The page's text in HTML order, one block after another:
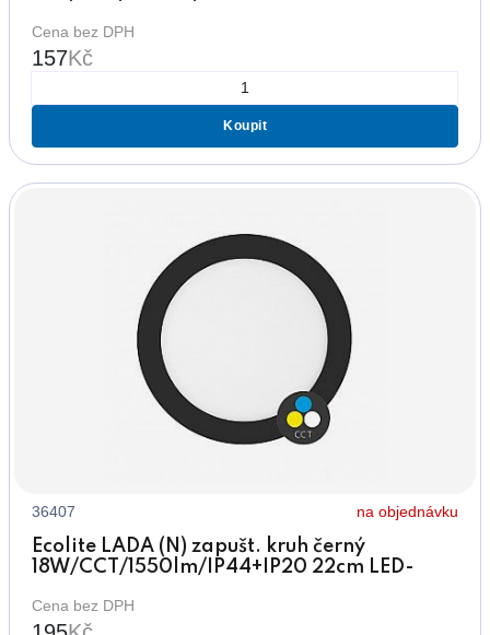
Cena bez DPH
157Kč
Koupit
36407 na objednávku
Ecolite LADA (N) zapušt. kruh černý
18W/CCT/1550lm/IP44+IP20 22cm LED-
Cena bez DPH